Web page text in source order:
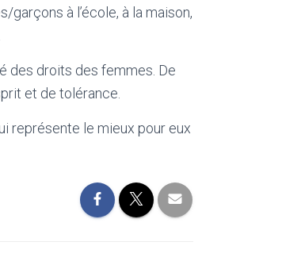
garçons à l’école, à la maison,
des droits des femmes. De
et de tolérance.
représente le mieux pour eux